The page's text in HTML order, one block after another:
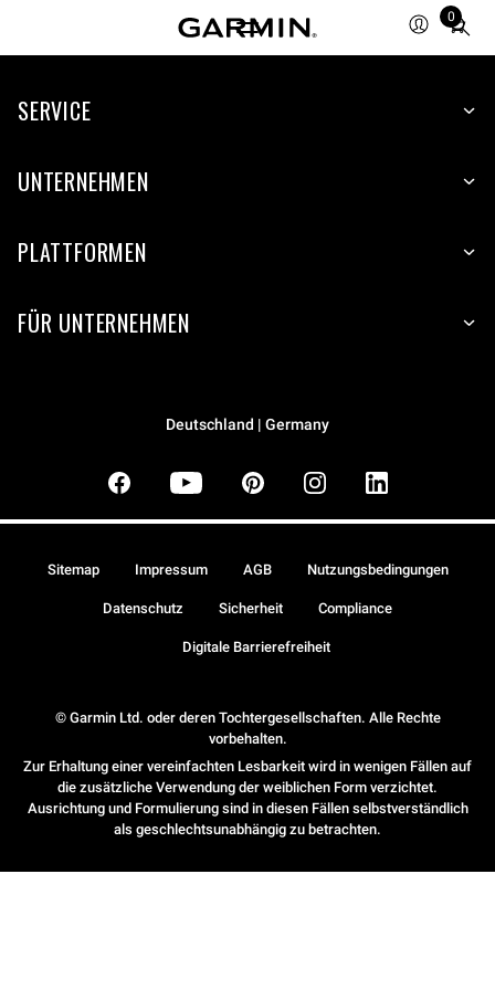
0
Total
items
cart:
SERVICE
UNTERNEHMEN
PLATTFORMEN
FÜR UNTERNEHMEN
Deutschland | Germany
© Garmin Ltd. oder deren Tochtergesellschaften. Alle Rechte
vorbehalten.
Zur Erhaltung einer vereinfachten Lesbarkeit wird in wenigen Fällen auf
die zusätzliche Verwendung der weiblichen Form verzichtet.
Ausrichtung und Formulierung sind in diesen Fällen selbstverständlich
als geschlechtsunabhängig zu betrachten.
Sitemap Impressum AGB Nutzungsbedingungen
Datenschutz Sicherheit Compliance
Digitale Barrierefreiheit